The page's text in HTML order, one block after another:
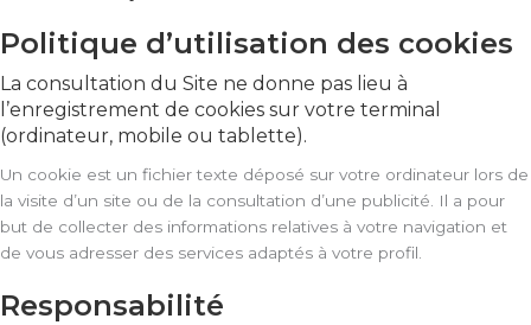
Politique d’utilisation des cookies
La consultation du Site ne donne pas lieu à
l’enregistrement de cookies sur votre terminal
(ordinateur, mobile ou tablette).
Un cookie est un fichier texte déposé sur votre ordinateur lors de
la visite d’un site ou de la consultation d’une publicité. Il a pour
but de collecter des informations relatives à votre navigation et
de vous adresser des services adaptés à votre profil.
Responsabilité